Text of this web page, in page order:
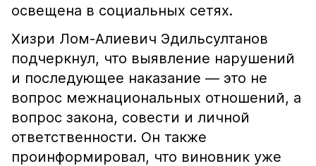
освещена в социальных сетях.
Хизри Лом-Алиевич Эдильсултанов
подчеркнул, что выявление нарушений
и последующее наказание — это не
вопрос межнациональных отношений, а
вопрос закона, совести и личной
ответственности. Он также
проинформировал, что виновник уже